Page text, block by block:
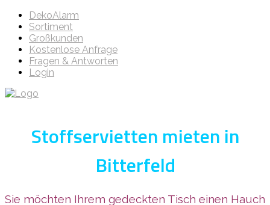
DekoAlarm
Sortiment
Großkunden
Kostenlose Anfrage
Fragen & Antworten
Login
Stoffservietten mieten in
Bitterfeld
Sie möchten Ihrem gedeckten Tisch einen Hauch